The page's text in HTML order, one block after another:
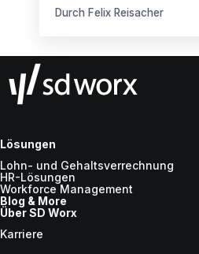
Durch Felix Reisacher
Lösungen
Lohn- und Gehaltsverrechnung
HR-Lösungen
Workforce Management
Blog & More
Über SD Worx
Karriere